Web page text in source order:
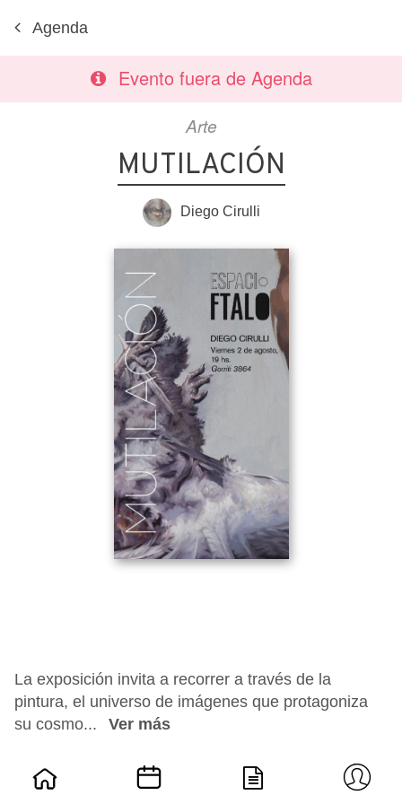
Agenda
Evento fuera de Agenda
Arte
MUTILACIÓN
Diego Cirulli
La exposición invita a recorrer a través de la
pintura, el universo de imágenes que protagoniza
su cosmo...
Ver más